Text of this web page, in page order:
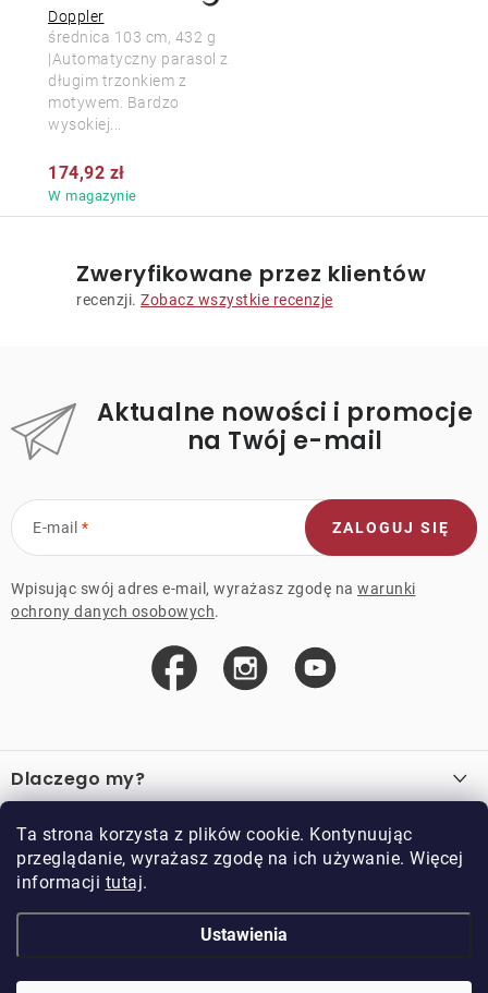
Ta strona korzysta z plików cookie. Kontynuując
przeglądanie, wyrażasz zgodę na ich używanie. Więcej
informacji tutaj.
Ustawienia
Doppler
W magazynie
174,92 zł
średnica 103 cm, 432 g
|Automatyczny parasol z
długim trzonkiem z
motywem. Bardzo
wysokiej...
Zweryfikowane przez klientów
recenzji. Zobacz wszystkie recenzje
Aktualne nowości i promocje
na Twój e-mail
E-mail
Wpisując swój adres e-mail, wyrażasz zgodę na warunki
ochrony danych osobowych.
ZALOGUJ SIĘ
t
o
p
a
Dlaczego my?
Ważne linki
Sprzedaż hurtowa
Przykładowy sklep
O zakupie
Regulamin
Regulamin programu lojalnościowego
Doppler CZ spol. s.r.o.,